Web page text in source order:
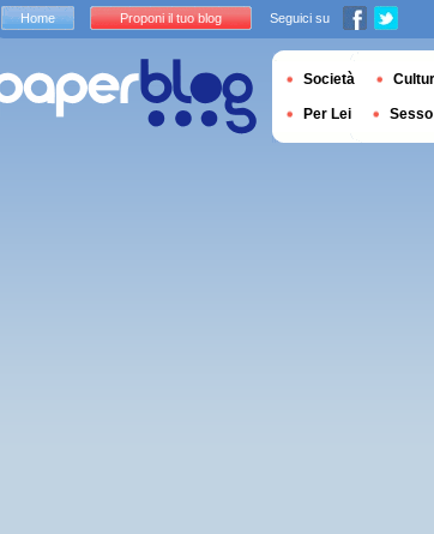
Home Proponi il tuo blog Seguici su
Società
Per Lei Sesso